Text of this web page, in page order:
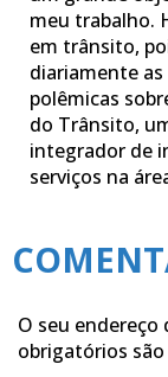
meu trabalho.
em trânsito,
diariamente as
polêmicas
do Trânsito,
integrador de
serviços na
O seu endereço
obrigatórios